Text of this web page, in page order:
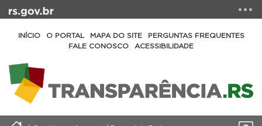
INÍCIO O PORTAL MAPA DO SITE
PERGUNTAS FREQUENTES
FALE CONOSCO
ACESSIBILIDADE